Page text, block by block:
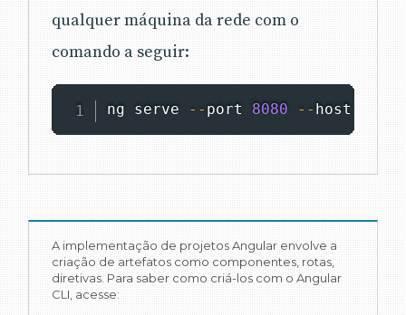
qualquer máquina da rede com o
comando a seguir:
ng serve -- port 8080 -- host
A implementação de projetos Angular envolve a
criação de artefatos como componentes, rotas,
diretivas. Para saber como criá-los com o Angular
CLI, acesse: